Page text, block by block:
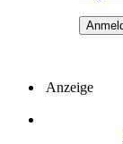
Anzeige